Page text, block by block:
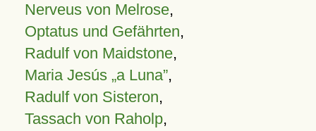
Nerveus von Melrose,
Optatus und Gefährten,
Radulf von Maidstone,
Maria Jesús „a Luna”,
Radulf von Sisteron,
Tassach von Raholp,